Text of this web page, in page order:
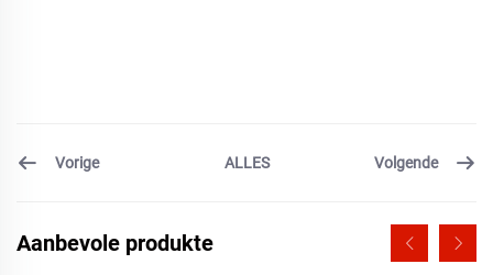
Vorige ALLES Volgende
Aanbevole produkte